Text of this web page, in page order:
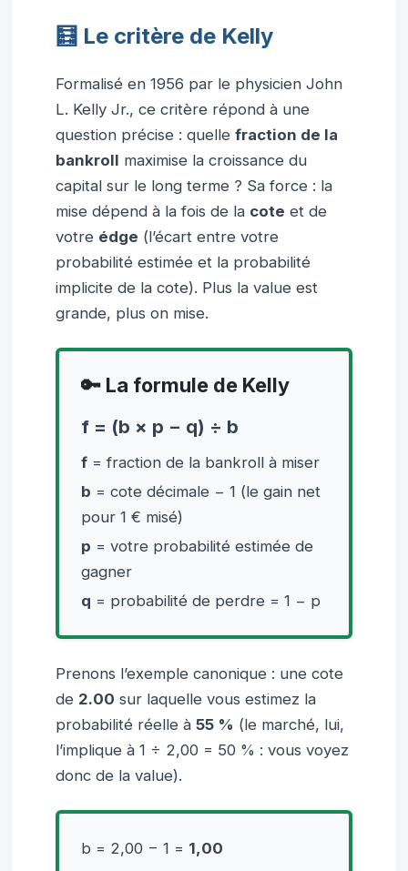
🧮 Le critère de Kelly
Formalisé en 1956 par le physicien John
L. Kelly Jr., ce critère répond à une
question précise : quelle fraction de la
bankroll maximise la croissance du
capital sur le long terme ? Sa force : la
mise dépend à la fois de la cote et de
votre édge (l’écart entre votre
probabilité estimée et la probabilité
implicite de la cote). Plus la value est
grande, plus on mise.
🔑 La formule de Kelly
f = (b × p − q) ÷ b
f = fraction de la bankroll à miser
b = cote décimale − 1 (le gain net
pour 1 € misé)
p = votre probabilité estimée de
gagner
q = probabilité de perdre = 1 − p
Prenons l’exemple canonique : une cote
de 2.00 sur laquelle vous estimez la
probabilité réelle à 55 % (le marché, lui,
l’implique à 1 ÷ 2,00 = 50 % : vous voyez
donc de la value).
b = 2,00 − 1 = 1,00